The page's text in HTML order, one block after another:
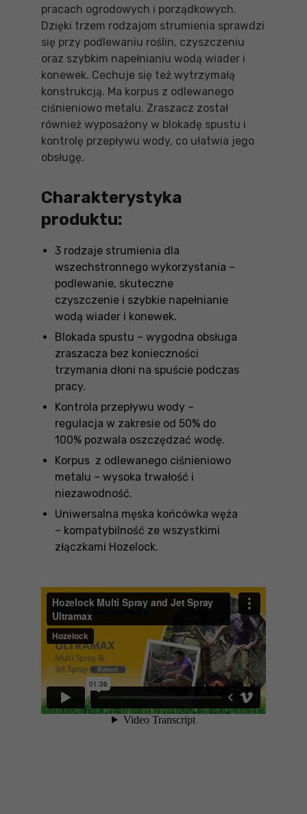
pracach ogrodowych i porządkowych.
Dzięki trzem rodzajom strumienia sprawdzi
się przy podlewaniu roślin, czyszczeniu
oraz szybkim napełnianiu wodą wiader i
konewek. Cechuje się też wytrzymałą
konstrukcją. Ma korpus z odlewanego
ciśnieniowo metalu. Zraszacz został
również wyposażony w blokadę spustu i
kontrolę przepływu wody, co ułatwia jego
obsługę.
Charakterystyka
produktu:
3 rodzaje strumienia dla
wszechstronnego wykorzystania –
podlewanie, skuteczne
czyszczenie i szybkie napełnianie
wodą wiader i konewek.
Blokada spustu – wygodna obsługa
zraszacza bez konieczności
trzymania dłoni na spuście podczas
pracy.
Kontrola przepływu wody –
regulacja w zakresie od 50% do
100% pozwala oszczędzać wodę.
Korpus z odlewanego ciśnieniowo
metalu – wysoka trwałość i
niezawodność.
Uniwersalna męska końcówka węża
– kompatybilność ze wszystkimi
złączkami Hozelock.